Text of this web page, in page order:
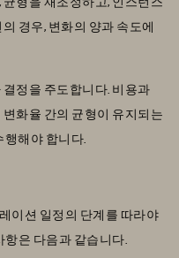
경우, 변화의 양과 속도에
정을 주도합니다. 비용과
화율 간의 균형이 유지되는
행해야 합니다.
이션 일정의 단계를 따라야
항은 다음과 같습니다.